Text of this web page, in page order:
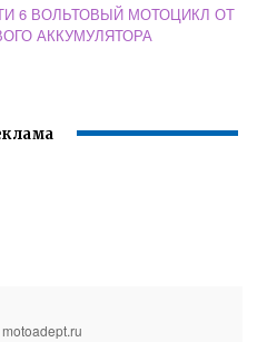
6 ВОЛЬТОВЫЙ МОТОЦИКЛ ОТ
АККУМУЛЯТОРА